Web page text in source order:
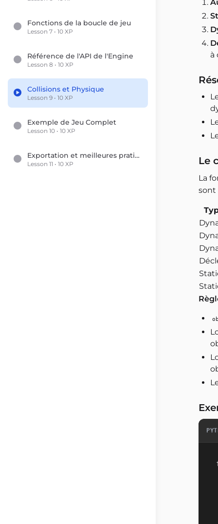
Fonctions de la boucle de jeu
Lesson 7 • 10 XP
Référence de l'API de l'Engine
Lesson 8 • 10 XP
Collisions et Physique
Lesson 9 • 10 XP
Exemple de Jeu Complet
Lesson 10 • 10 XP
Exportation et meilleures pratiques
Lesson 11 • 10 XP
à
Le
La
sont